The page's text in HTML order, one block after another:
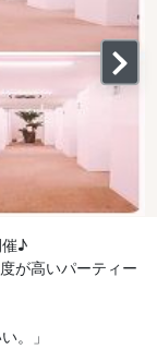
催♪
が高いパーティー
。」